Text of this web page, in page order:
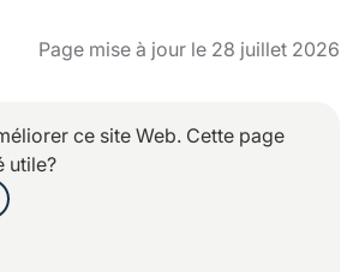
Page mise à jour le 28 juillet 2026
ce site Web. Cette page
utile?